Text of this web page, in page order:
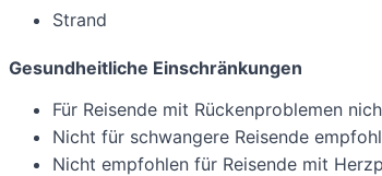
Strand
Gesundheitliche Einschränkungen
Für Reisende mit Rückenproblemen
Nicht für schwangere Reisende
Nicht empfohlen für Reisende mit